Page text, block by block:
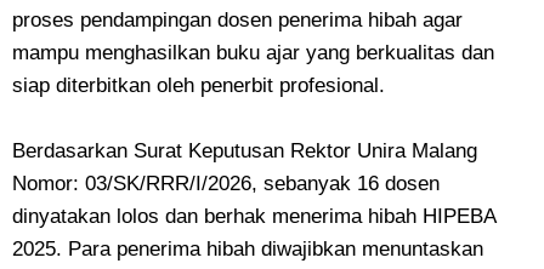
proses pendampingan dosen penerima hibah agar
mampu menghasilkan buku ajar yang berkualitas dan
siap diterbitkan oleh penerbit profesional.
Berdasarkan Surat Keputusan Rektor Unira Malang
Nomor: 03/SK/RRR/I/2026, sebanyak 16 dosen
dinyatakan lolos dan berhak menerima hibah HIPEBA
2025. Para penerima hibah diwajibkan menuntaskan